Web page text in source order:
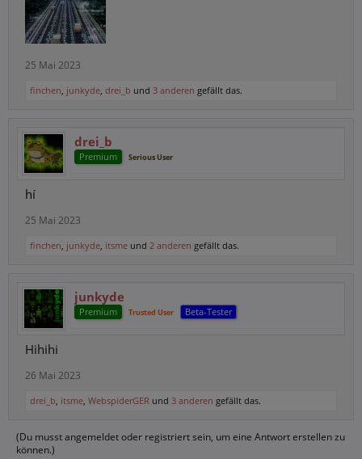
25 Mai 2023
finchen, junkyde, drei_b und 3 anderen gefällt das.
drei_b
Premium Serious User
hí
25 Mai 2023
finchen, junkyde, itsme und 2 anderen gefällt das.
junkyde
Premium Trusted User Beta-Tester
Hihihi
26 Mai 2023
drei_b, itsme, WebspiderGER und 3 anderen gefällt das.
(Du musst angemeldet oder registriert sein, um eine Antwort erstellen zu
können.)